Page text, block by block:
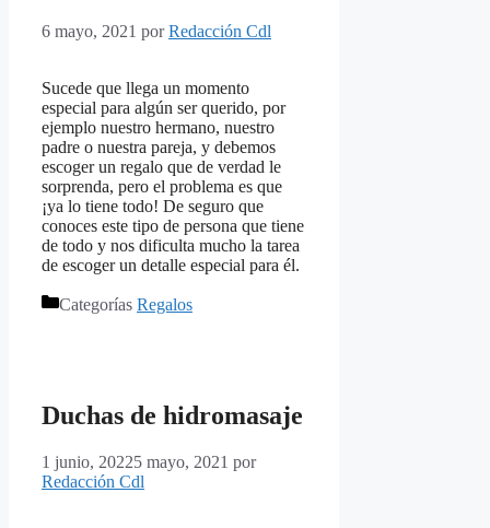
6 mayo, 2021 porRedacción Cdl
Sucede que llega un momento
especial para algún ser querido, por
ejemplo nuestro hermano, nuestro
padre o nuestra pareja, y debemos
escoger un regalo que de verdad le
sorprenda, pero el problema es que
¡ya lo tiene todo! De seguro que
conoces este tipo de persona que tiene
de todo y nos dificulta mucho la tarea
de escoger un detalle especial para él.
Categorías Regalos
Duchas de hidromasaje
1 junio, 20225 mayo, 2021 por
Redacción Cdl